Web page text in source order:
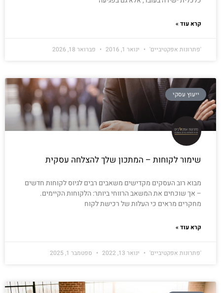
קרא עוד »
'פתרונות אפקטיביים' ינואר 1, 2016 פברואר 18, 2026
ייעוץ עסקי
שימור לקוחות – המתכון שלך להצלחה עסקית
מבוא רוב העסקים מקדישים משאבים רבים לגיוס לקוחות חדשים
– אך שוכחים את המשאב הרווחי ביותר: הלקוחות הקיימים.
מחקרים מראים כי העלות של רכישת לקוח
קרא עוד »
'פתרונות אפקטיביים' ינואר 13, 2022 ספטמבר 1, 2025